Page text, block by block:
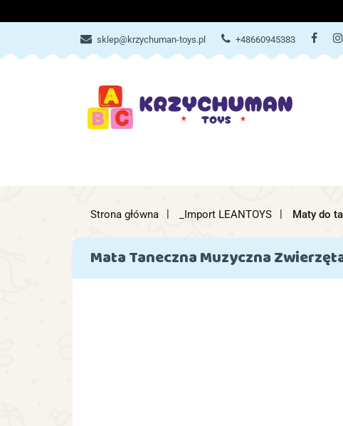
sklep@krzychuman-toys.pl +48660945383
ZABAWKI
ZABAWKI AKCESORIA DZIECIĘCE
Strona główna _Import LEANTOYS Maty do
Mata Taneczna Muzyczna